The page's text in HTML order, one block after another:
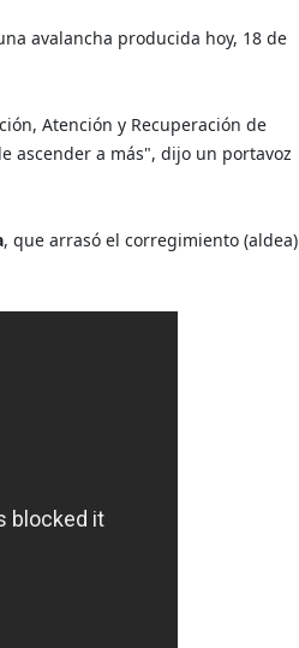
avalancha producida hoy, 18 de
Atención y Recuperación de
ascender a más", dijo un portavoz
, que arrasó el corregimiento (aldea)